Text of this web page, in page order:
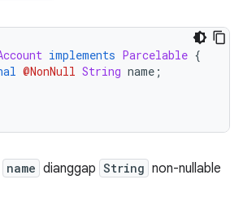
implements Parcelable {
@NonNull String name ;
name dianggap String non-nullable